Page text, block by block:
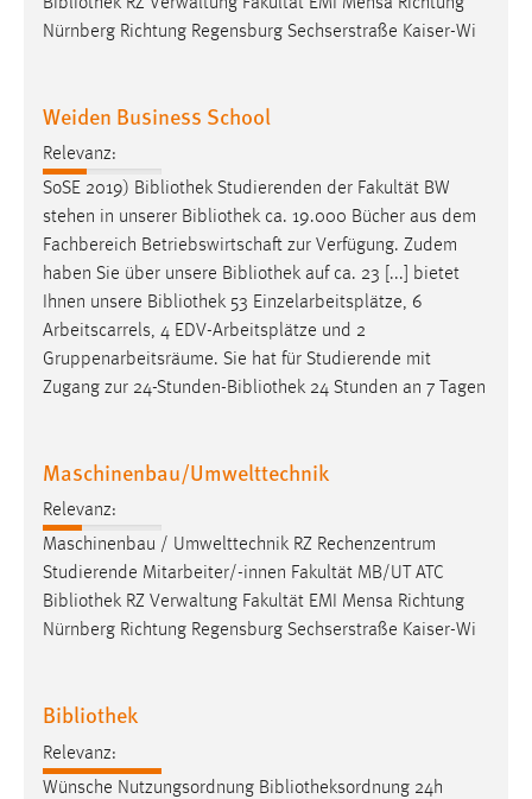
Nürnberg Richtung Regensburg Sechserstraße Kaiser-Wi
Weiden Business School
Relevanz:
SoSE 2019) Bibliothek Studierenden der Fakultät BW
stehen in unserer Bibliothek ca. 19.000 Bücher aus dem
Fachbereich Betriebswirtschaft zur Verfügung. Zudem
haben Sie über unsere Bibliothek auf ca. 23 [...] bietet
Ihnen unsere Bibliothek 53 Einzelarbeitsplätze, 6
Arbeitscarrels, 4 EDV-Arbeitsplätze und 2
Gruppenarbeitsräume. Sie hat für Studierende mit
Zugang zur 24-Stunden-Bibliothek 24 Stunden an 7 Tagen
Maschinenbau/Umwelttechnik
Relevanz:
Maschinenbau / Umwelttechnik RZ Rechenzentrum
Studierende Mitarbeiter/-innen Fakultät MB/UT ATC
Bibliothek RZ Verwaltung Fakultät EMI Mensa Richtung
Nürnberg Richtung Regensburg Sechserstraße Kaiser-Wi
Bibliothek
Relevanz:
Wünsche Nutzungsordnung Bibliotheksordnung 24h
Conversion-Tracking
Facebook Pixel
Name:
_fbp
Anbieter:
Facebook
Zweck:
Conversion-Tracking
EXTERNE MEDIEN
Um Inhalte von Videoplattformen und Social Media
Plattformen anzeigen zu können, werden von diesen
externen Medien Cookies gesetzt.
Vimeo